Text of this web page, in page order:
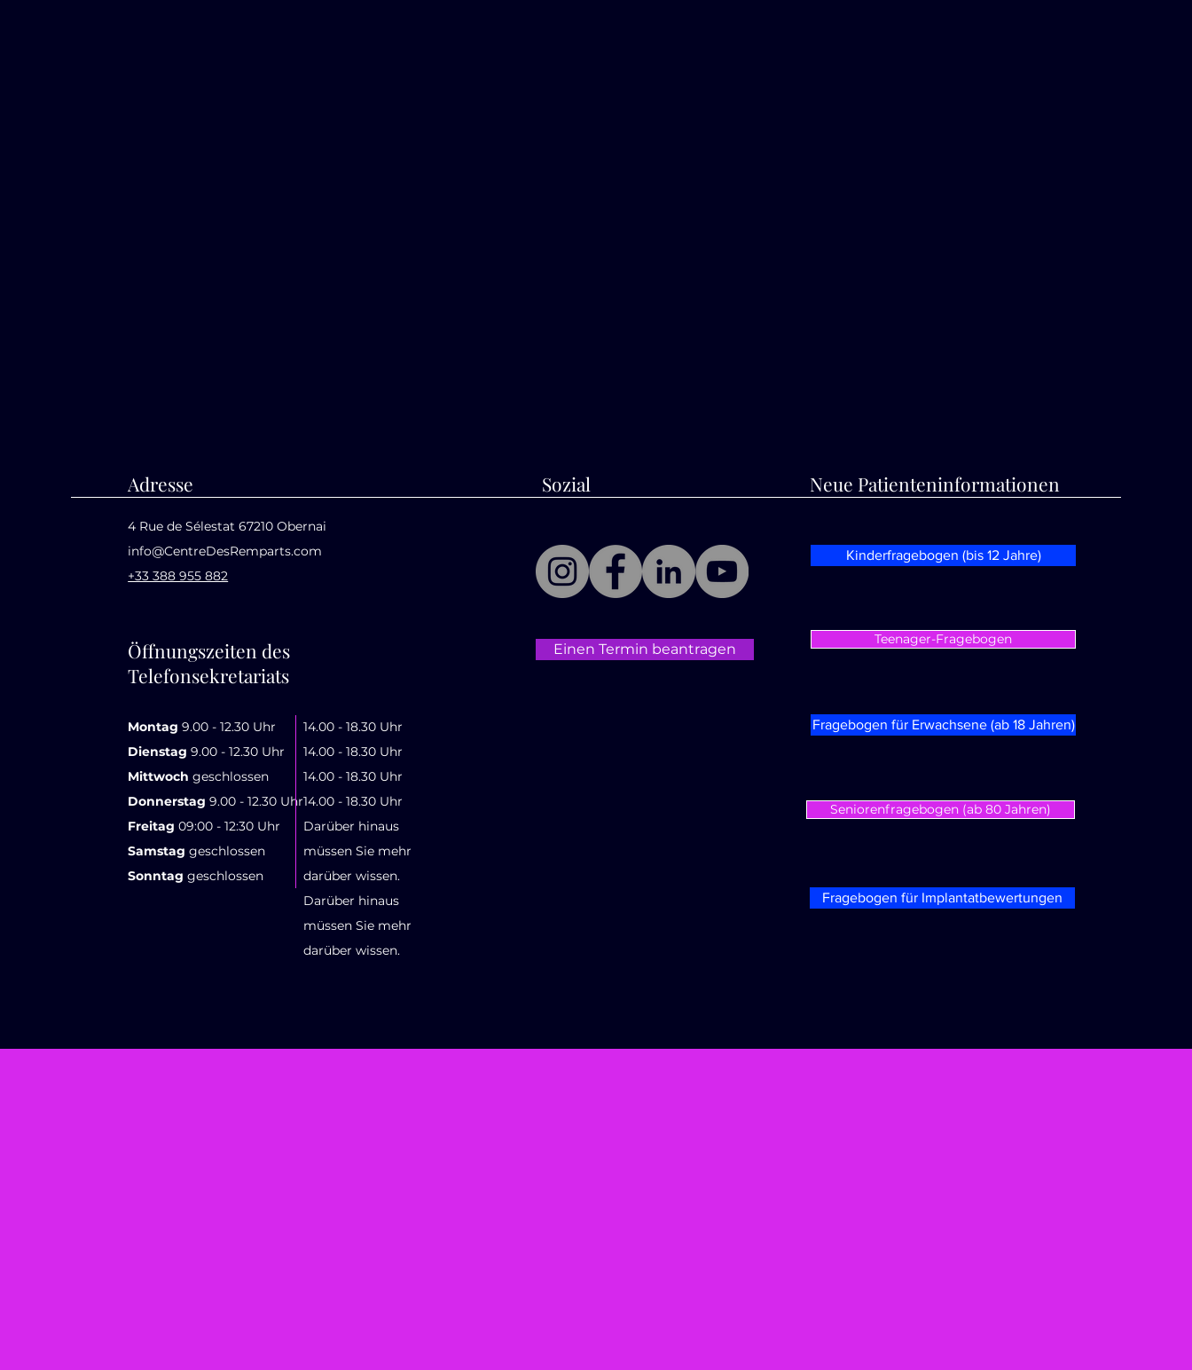
Adresse
4 Rue de Sélestat 67210 Obernai
info@CentreDesRemparts.com
+33 388 955 882
Öffnungszeiten des
Telefonsekretariats
Montag 9.00 - 12.30 Uhr
Dienstag 9.00 - 12.30 Uhr
Mittwoch geschlossen
Donnerstag 9.00 - 12.30 Uhr
Freitag 09:00 - 12:30 Uhr
Samstag geschlossen
Sonntag geschlossen
14.00 - 18.30 Uhr
14.00 - 18.30 Uhr
14.00 - 18.30 Uhr
14.00 - 18.30 Uhr
Darüber hinaus
müssen Sie mehr
darüber wissen.
Darüber hinaus
müssen Sie mehr
darüber wissen.
Sozial
Einen Termin beantragen
Neue Patienteninformationen
Kinderfragebogen (bis 12 Jahre)
Teenager-Fragebogen
Fragebogen für Erwachsene (ab 18 Jahren)
Seniorenfragebogen (ab 80 Jahren)
Fragebogen für Implantatbewertungen